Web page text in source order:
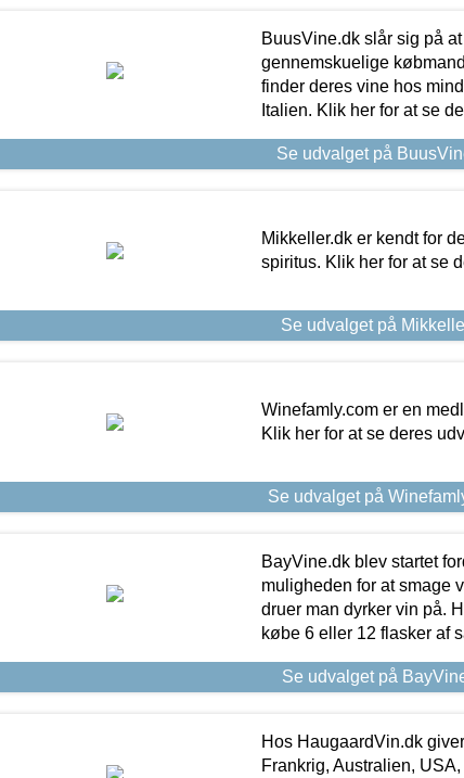
BuusVine.dk slår sig på
gennemskuelige
finder deres vine hos
Italien. Klik her for at se
Se udvalget på
Mikkeller.dk er kendt for
spiritus. Klik her for at se
Se udvalget på
Winefamly.com er en
Klik her for at se deres
Se udvalget på
BayVine.dk blev startet
muligheden for at smage
druer man dyrker vin på.
købe 6 eller 12 flasker af
Se udvalget på
Hos HaugaardVin.dk
Frankrig, Australien,